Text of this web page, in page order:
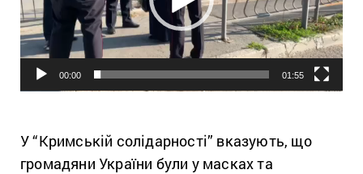
00:00 01:55
У “Кримській солідарності” вказують, що
громадяни України були у масках та